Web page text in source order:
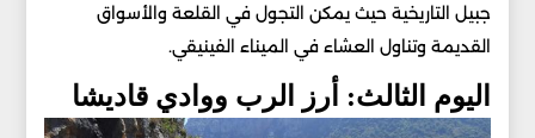
جبيل التاريخية حيث يمكن التجول في القلعة والأسواق
القديمة وتناول العشاء في الميناء الفينيقي.
اليوم الثالث: أرز الرب ووادي قاديشا